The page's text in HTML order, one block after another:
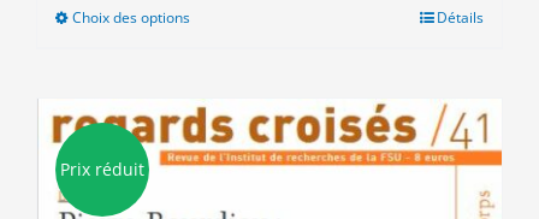
Choix des optionsCe
plusieurs
variations.
Les
Détails
Prix réduit